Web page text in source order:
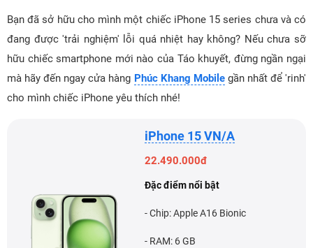
Bạn đã sở hữu cho mình một chiếc iPhone 15 series chưa và có
đang được 'trải nghiệm' lỗi quá nhiệt hay không? Nếu chưa sỡ
hữu chiếc smartphone mới nào của Táo khuyết, đừng ngần ngại
mà hãy đến ngay cửa hàng Phúc Khang Mobilegần nhất để 'rinh'
cho mình chiếc iPhone yêu thích nhé!
iPhone 15 VN/A
22.490.000đ
Đặc điểm nổi bật
- Chip: Apple A16 Bionic
- RAM: 6 GB